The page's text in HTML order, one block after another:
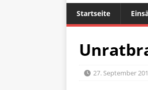
Startseite
27. September